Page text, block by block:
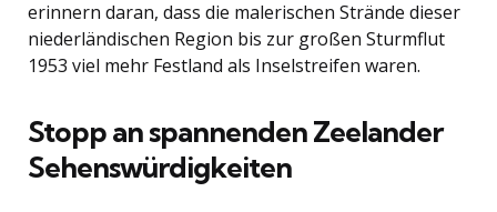
erinnern daran, dass die malerischen Strände dieser
niederländischen Region bis zur großen Sturmflut
1953 viel mehr Festland als Inselstreifen waren.
Stopp an spannenden Zeelander
Sehenswürdigkeiten